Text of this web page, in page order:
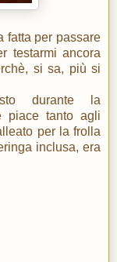
fatta per passare
testarmi ancora
si sa, più si
durante la
piace tanto agli
per la frolla
inclusa, era